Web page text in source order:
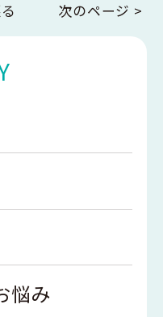
次のページ >
悩み